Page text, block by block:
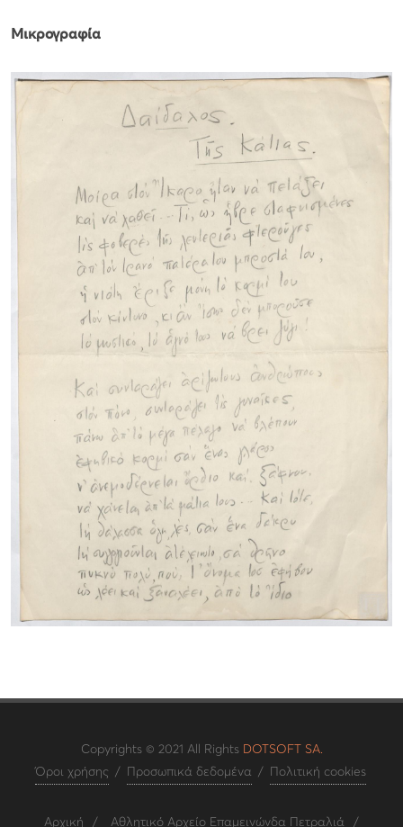
Μικρογραφία
Copyrights © 2021 All Rights DOTSOFT SA.
Όροι χρήσης / Προσωπικά δεδομένα / Πολιτική cookies
Αρχική / Αθλητικό Αρχείο Επαμεινώνδα Πετραλιά /